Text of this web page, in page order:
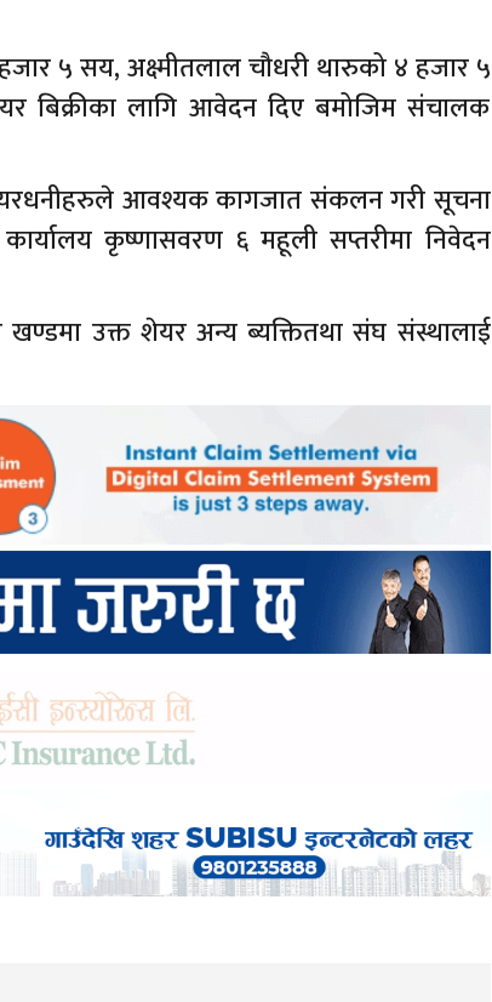
५ सय, अक्ष्मीतलाल चौधरी थारुको ४ हजार ५
बिक्रीका लागि आवेदन दिए बमोजिम संचालक
आवश्यक कागजात संकलन गरी सूचना
कृष्णासवरण ६ महूली सप्तरीमा निवेदन
उक्त शेयर अन्य ब्यक्तितथा संघ संस्थालाई